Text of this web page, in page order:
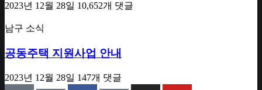
2023년 12월 28일 10,652개 댓글
남구 소식
공동주택 지원사업 안내
2023년 12월 28일 147개 댓글